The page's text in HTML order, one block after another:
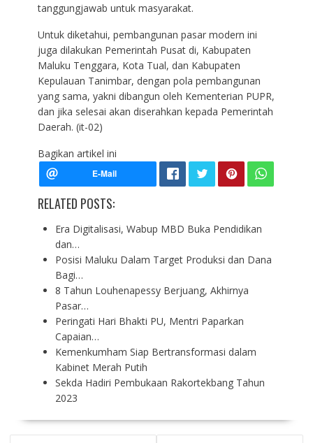
tanggungjawab untuk masyarakat.
Untuk diketahui, pembangunan pasar modern ini
juga dilakukan Pemerintah Pusat di, Kabupaten
Maluku Tenggara, Kota Tual, dan Kabupaten
Kepulauan Tanimbar, dengan pola pembangunan
yang sama, yakni dibangun oleh Kementerian PUPR,
dan jika selesai akan diserahkan kepada Pemerintah
Daerah. (it-02)
Bagikan artikel ini
RELATED POSTS:
Era Digitalisasi, Wabup MBD Buka Pendidikan
dan…
Posisi Maluku Dalam Target Produksi dan Dana
Bagi…
8 Tahun Louhenapessy Berjuang, Akhirnya
Pasar…
Peringati Hari Bhakti PU, Mentri Paparkan
Capaian…
Kemenkumham Siap Bertransformasi dalam
Kabinet Merah Putih
Sekda Hadiri Pembukaan Rakortekbang Tahun
2023